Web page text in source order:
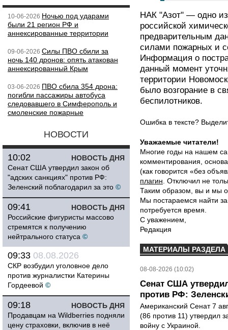
10-06-2026 Ночью под ударами
были 21 регион РФ и
аннексированные территории
09-06-2026 Силы ПВО сбили за
ночь 140 дронов: опять атакован
аннексированный Крым
03-06-2026 ПВО сбила 354 дрона:
погибли пассажиры автобуса
следовавшего в Симферополь и
смоленские пожарные
НОВОСТИ
НОВОСТЬ ДНЯ
10:02
Сенат США утвердил закон об
"адских санкциях" против РФ:
Зеленский поблагодарил за это ©
НОВОСТЬ ДНЯ
09:41
Российские фигуристы массово
стремятся к получению
нейтрального статуса ©
09:33 08.08.2026
СКР возбудил уголовное дело
против журналистки Катерины
Гордеевой ©
НОВОСТЬ ДНЯ
09:18
Продавцам на Wildberries подняли
цену страховки, включив в неё
НАК "Азот" — одно
российской
предварительным
силами пожарных и
Информация о
данный момент
территории
было возгорание в
беспилотников.
Ошибка в тексте?
Уважаемые читатели!
Многие годы на нашем
комментирования,
(как говорится «без
плагин . Отключил не
Таким образом, вы и мы
Мы постараемся найти
потребуется время.
С уважением,
Редакция
МАТЕРИАЛЫ РАЗДЕЛА
08-08-2026 (10:02)
Сенат США
против РФ:
Американский Сенат 7
(86 против 11) утвердил
войну с Украиной.